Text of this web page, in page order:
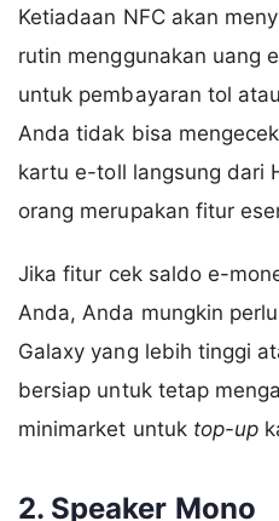
Ketiadaan NFC akan
rutin menggunakan uang
untuk pembayaran tol
Anda tidak bisa
kartu e-toll langsung dari
orang merupakan fitur
Jika fitur cek saldo e-
Anda, Anda mungkin
Galaxy yang lebih tinggi
bersiap untuk tetap
minimarket untuk top-up
2. Speaker Mono